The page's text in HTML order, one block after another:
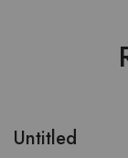
Untitled